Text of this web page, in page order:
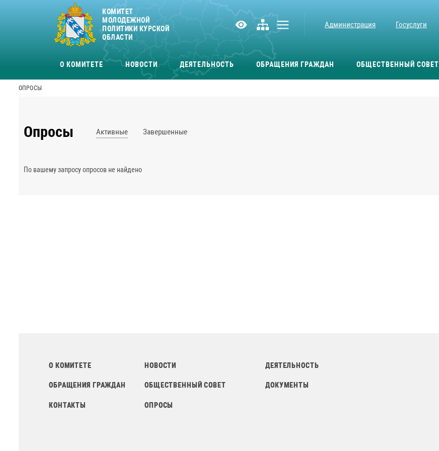
КОМИТЕТ
МОЛОДЕЖНОЙ
ПОЛИТИКИ КУРСКОЙ
ОБЛАСТИ
Администрация Госуслуги
О КОМИТЕТЕ НОВОСТИ ДЕЯТЕЛЬНОСТЬ ОБРАЩЕНИЯ ГРАЖДАН ОБЩЕСТВЕННЫЙ СОВЕТ
ОПРОСЫ
Опросы Активные Завершенные
По вашему запросу опросов не найдено
О КОМИТЕТЕ НОВОСТИ ДЕЯТЕЛЬНОСТЬ
ОБРАЩЕНИЯ ГРАЖДАН ОБЩЕСТВЕННЫЙ СОВЕТ ДОКУМЕНТЫ
КОНТАКТЫ ОПРОСЫ